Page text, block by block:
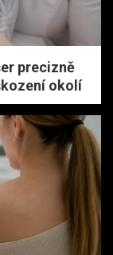
precizně
okolí